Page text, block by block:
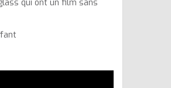
qui ont un film sans